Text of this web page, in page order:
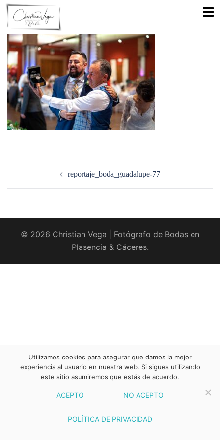
Saltar
contenido
reportaje_boda_guadalupe-77
© 2026 Christian Vega | Fotógrafo de Bodas en
Plasencia & Cáceres.
Utilizamos cookies para asegurar que damos la mejor
experiencia al usuario en nuestra web. Si sigues utilizando
este sitio asumiremos que estás de acuerdo.
ACEPTO NO ACEPTO
POLÍTICA DE PRIVACIDAD